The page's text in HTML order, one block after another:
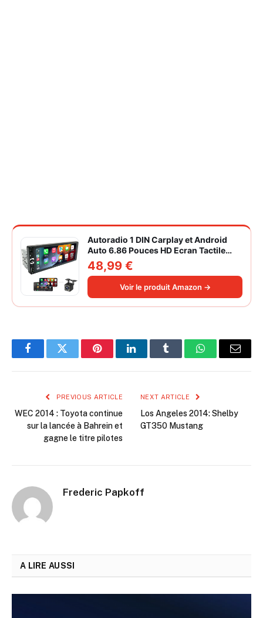
Autoradio 1 DIN Carplay et Android
Auto 6.86 Pouces HD Ecran Tactile
Poste Radio Voiture Soutien Lien
Miroir iOS/Android/Radio FM/USB/EQ
Autoradio Bluetooth Caméra de Recul
48,99 €
Voir le produit Amazon →
FacebookTwitter PinterestLinkedInTumblr WhatsAppEmail
PREVIOUS ARTICLE
WEC 2014 : Toyota continue
sur la lancée à Bahrein et
gagne le titre pilotes
NEXT ARTICLE
Los Angeles 2014: Shelby
GT350 Mustang
Frederic Papkoff
A LIRE AUSSI